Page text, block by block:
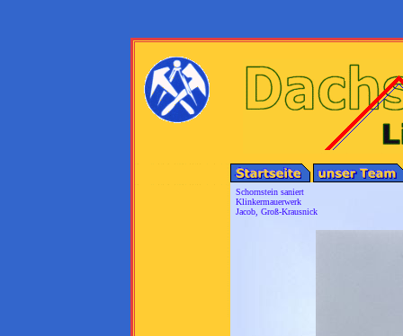
Schornstein saniert
Klinkermauerwerk
Jacob, Groß-Krausnick